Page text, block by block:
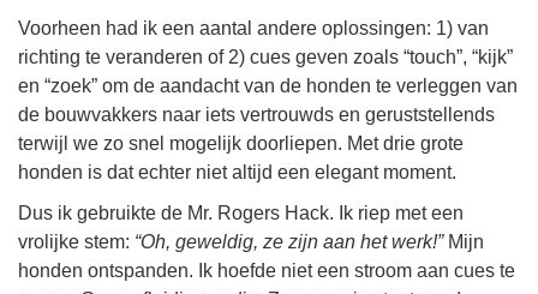
Voorheen had ik een aantal andere oplossingen: 1) van
richting te veranderen of 2) cues geven zoals “touch”, “kijk”
en “zoek” om de aandacht van de honden te verleggen van
de bouwvakkers naar iets vertrouwds en geruststellends
terwijl we zo snel mogelijk doorliepen. Met drie grote
honden is dat echter niet altijd een elegant moment.
Dus ik gebruikte de Mr. Rogers Hack. Ik riep met een
vrolijke stem: “Oh, geweldig, ze zijn aan het werk!”Mijn
honden ontspanden. Ik hoefde niet een stroom aan cues te